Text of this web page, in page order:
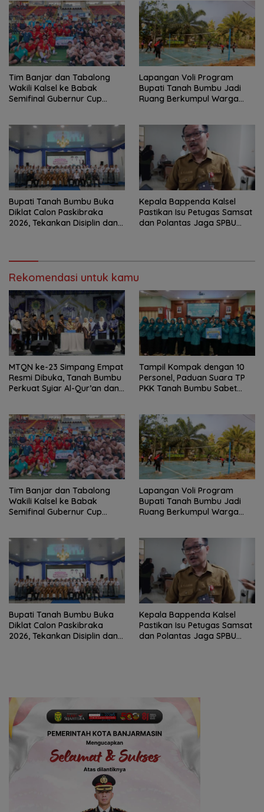
Tim Banjar dan Tabalong
Wakili Kalsel ke Babak
Semifinal Gubernur Cup
Lapangan Voli Program
Bupati Tanah Bumbu Jadi
Ruang Berkumpul Warga
Bupati Tanah Bumbu Buka
Diklat Calon Paskibraka
2026, Tekankan Disiplin dan
Kepala Bappenda Kalsel
Pastikan Isu Petugas Samsat
dan Polantas Jaga SPBU
Rekomendasi untuk kamu
MTQN ke-23 Simpang Empat
Resmi Dibuka, Tanah Bumbu
Perkuat Syiar Al-Qur’an dan
Tampil Kompak dengan 10
Personel, Paduan Suara TP
PKK Tanah Bumbu Sabet
Tim Banjar dan Tabalong
Wakili Kalsel ke Babak
Semifinal Gubernur Cup
Lapangan Voli Program
Bupati Tanah Bumbu Jadi
Ruang Berkumpul Warga
Bupati Tanah Bumbu Buka
Diklat Calon Paskibraka
2026, Tekankan Disiplin dan
Kepala Bappenda Kalsel
Pastikan Isu Petugas Samsat
dan Polantas Jaga SPBU